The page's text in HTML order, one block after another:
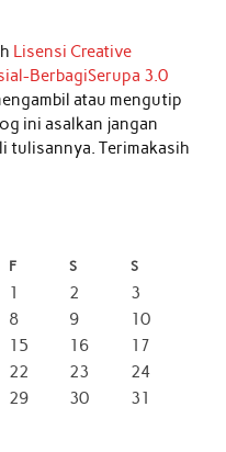
Lisensi Creative
BerbagiSerupa 3.0
atau mengutip
ini asalkan jangan
tulisannya. Terimakasih
F S S
1 2
3
8 9
10
15 16
17
22 23
24
29 30
31